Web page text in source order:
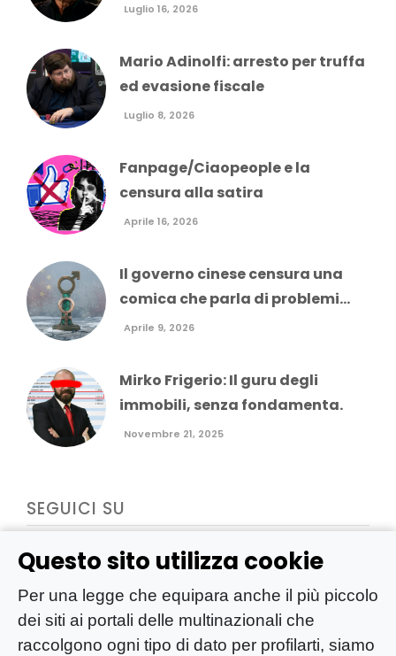
Questo sito utilizza cookie
Per una legge che equipara anche il più piccolo
dei siti ai portali delle multinazionali che
raccolgono ogni tipo di dato per profilarti, siamo
Luglio 16, 2026
Mario Adinolfi: arresto per truffa
ed evasione fiscale
Luglio 8, 2026
Fanpage/Ciaopeople e la
censura alla satira
Aprile 16, 2026
Il governo cinese censura una
comica che parla di problemi...
Aprile 9, 2026
Mirko Frigerio: Il guru degli
immobili, senza fondamenta.
Novembre 21, 2025
SEGUICI SU